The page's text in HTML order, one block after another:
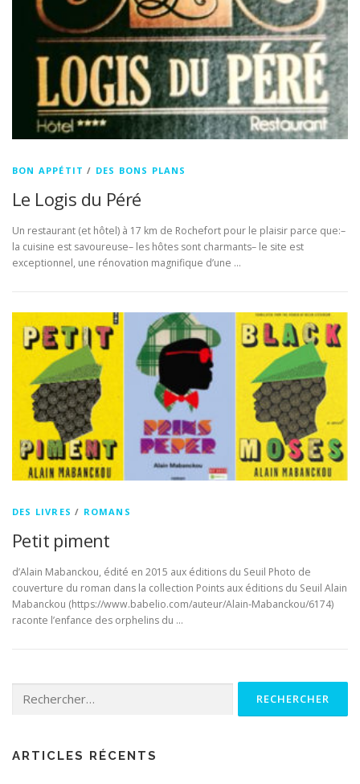
BON APPÉTIT / DES BONS PLANS
Le Logis du Péré
Un restaurant (et hôtel) à 17 km de Rochefort pour le plaisir parce que:–
la cuisine est savoureuse– les hôtes sont charmants– le site est
exceptionnel, une rénovation magnifique d’une …
DES LIVRES / ROMANS
Petit piment
d’Alain Mabanckou, édité en 2015 aux éditions du Seuil Photo de
couverture du roman dans la collection Points aux éditions du Seuil Alain
Mabanckou (https://www.babelio.com/auteur/Alain-Mabanckou/6174)
raconte l’enfance des orphelins du …
ARTICLES RÉCENTS